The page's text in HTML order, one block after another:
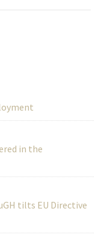
in the
tilts EU Directive